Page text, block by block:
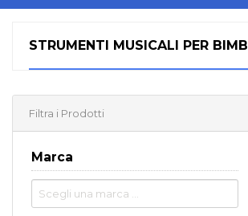
STRUMENTI MUSICALI PER BIMBI
Filtra i Prodotti
Marca